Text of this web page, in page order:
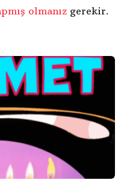
olmanız gerekir.